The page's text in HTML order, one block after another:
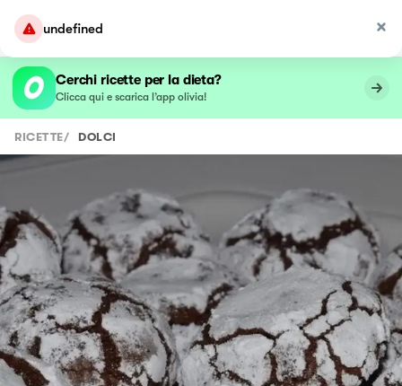
undefined
Cerchi ricette per la dieta?
Clicca qui e scarica l’app olivia!
RICETTE/ DOLCI